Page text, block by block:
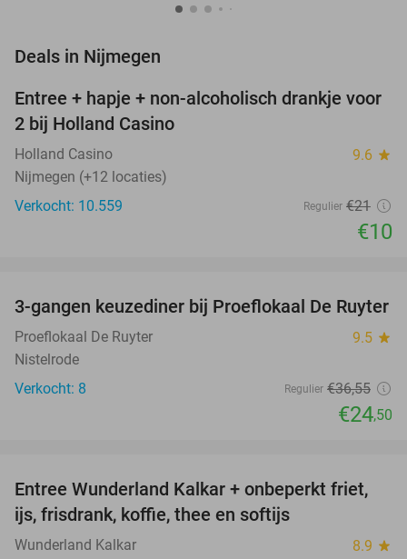
Deals in Nijmegen
52%
Entree + hapje + non-alcoholisch drankje voor
2 bij Holland Casino
Holland Casino 9.6 star
Nijmegen (+12 locaties)
Verkocht: 10.559
Regulier €21
€10
33%
NEW
TODAY
3-gangen keuzediner bij Proeflokaal De Ruyter
Proeflokaal De Ruyter 9.5 star
Nistelrode
Verkocht: 8
Regulier €36,55
€24,50
32%
Entree Wunderland Kalkar + onbeperkt friet,
ijs, frisdrank, koffie, thee en softijs
Wunderland Kalkar 8.9 star